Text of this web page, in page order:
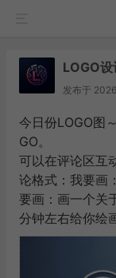
LOGO
发布于
今日份LOGO图
GO。
可以在评论区互
论格式：我要画
要画：画一个关
分钟左右给你绘